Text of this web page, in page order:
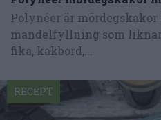
Polynéer är
mandelfyllning som
fika, kakbord,...
RECEPT